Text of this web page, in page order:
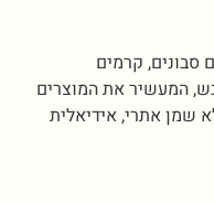
סבונים, קרמים
המעשיר את המוצרים
שמן אתרי, אידיאלית